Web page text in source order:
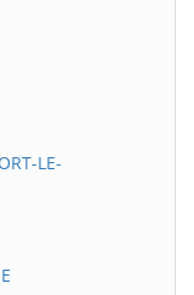
LE-